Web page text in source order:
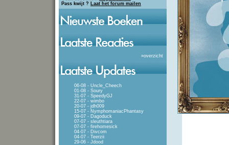
Pass kwijt ? Laat het forum mailen
»overzicht
06-08 - Uncle_Cheech
01-08 - Soury
31-07 - SpeedyGJ
22-07 - wimbo
20-07 - jdh009
15-07 - NymphomaniacPhantasy
09-07 - Dagoduck
07-07 - sleuthtiara
07-07 - firehomesick
04-07 - Divcom
04-07 - Teerzii
29-06 - Jdood